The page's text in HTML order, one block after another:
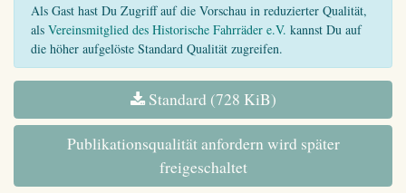
Als Gast hast Du Zugriff auf die Vorschau in reduzierter Qualität,
als Vereinsmitglied des Historische Fahrräder e.V. kannst Du auf
die höher aufgelöste Standard Qualität zugreifen.
Standard (728 KiB)
Publikationsqualität anfordern wird später
freigeschaltet